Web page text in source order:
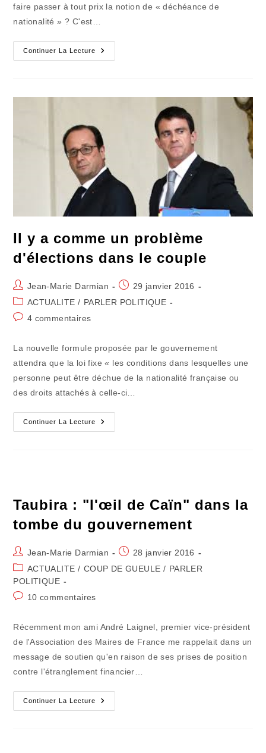
faire passer à tout prix la notion de « déchéance de
nationalité » ? C'est…
Continuer La Lecture
Le
Déchéance
Il y a comme un problème
d'élections dans le couple
Auteur/autrice
de
la
publication :
Jean-Marie Darmian
Publication
publiée :
29 janvier 2016
Post
category:
ACTUALITE / PARLER POLITIQUE
Commentaires
4 commentaires
La nouvelle formule proposée par le gouvernement
attendra que la loi fixe « les conditions dans lesquelles une
personne peut être déchue de la nationalité française ou
des droits attachés à celle-ci…
Continuer La Lecture
Y
Couple
Taubira : "l'œil de Caïn" dans la
tombe du gouvernement
Auteur/autrice
de
la
publication :
Jean-Marie Darmian
Publication
publiée :
28 janvier 2016
Post
category:
ACTUALITE / COUP DE GUEULE / PARLER
POLITIQUE
Commentaires
10 commentaires
Récemment mon ami André Laignel, premier vice-président
de l'Association des Maires de France me rappelait dans un
message de soutien qu'en raison de ses prises de position
contre l'étranglement financier…
Continuer La Lecture
Taubira
: